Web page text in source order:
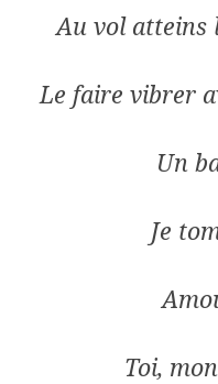
Au vol atteins
Le faire vibrer
Un
Je
Toi,